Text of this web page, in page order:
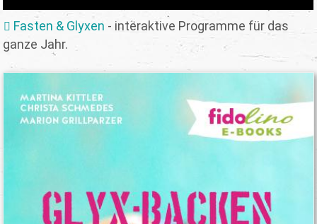
Fasten & Glyxen - interaktive Programme für das
ganze Jahr.